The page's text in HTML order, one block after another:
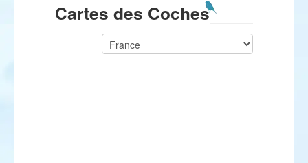
Cartes des Coches